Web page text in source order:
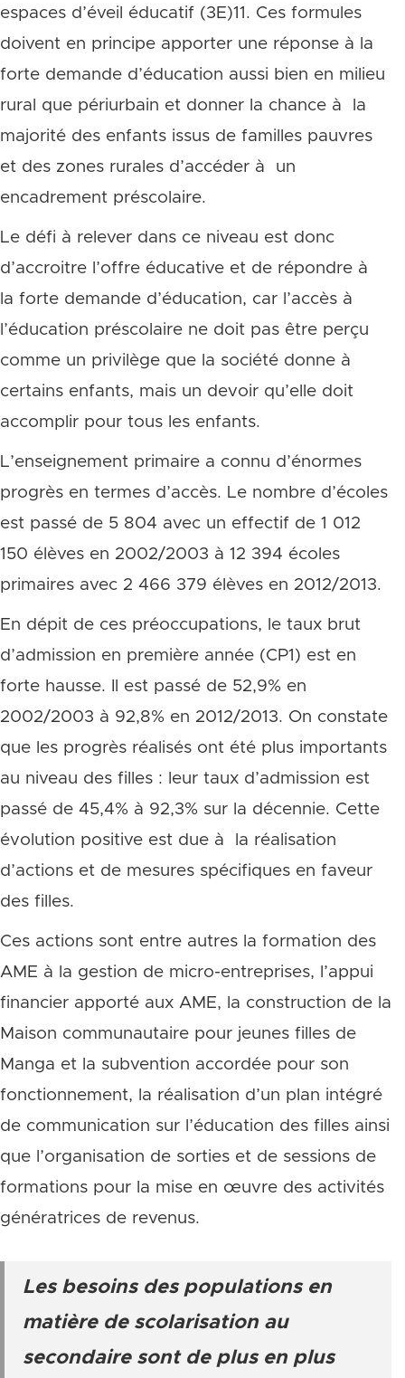
espaces d’éveil éducatif (3E)11. Ces formules
doivent en principe apporter une réponse à la
forte demande d’éducation aussi bien en milieu
rural que périurbain et donner la chance à la
majorité des enfants issus de familles pauvres
et des zones rurales d’accéder à un
encadrement préscolaire.
Le défi à relever dans ce niveau est donc
d’accroitre l’offre éducative et de répondre à
la forte demande d’éducation, car l’accès à
l’éducation préscolaire ne doit pas être perçu
comme un privilège que la société donne à
certains enfants, mais un devoir qu’elle doit
accomplir pour tous les enfants.
L’enseignement primaire a connu d’énormes
progrès en termes d’accès. Le nombre d’écoles
est passé de 5 804 avec un effectif de 1 012
150 élèves en 2002/2003 à 12 394 écoles
primaires avec 2 466 379 élèves en 2012/2013.
En dépit de ces préoccupations, le taux brut
d’admission en première année (CP1) est en
forte hausse. Il est passé de 52,9% en
2002/2003 à 92,8% en 2012/2013. On constate
que les progrès réalisés ont été plus importants
au niveau des filles : leur taux d’admission est
passé de 45,4% à 92,3% sur la décennie. Cette
évolution positive est due à la réalisation
d’actions et de mesures spécifiques en faveur
des filles.
Ces actions sont entre autres la formation des
AME à la gestion de micro-entreprises, l’appui
financier apporté aux AME, la construction de la
Maison communautaire pour jeunes filles de
Manga et la subvention accordée pour son
fonctionnement, la réalisation d’un plan intégré
de communication sur l’éducation des filles ainsi
que l’organisation de sorties et de sessions de
formations pour la mise en œuvre des activités
génératrices de revenus.
Les besoins des populations en
matière de scolarisation au
secondaire sont de plus en plus